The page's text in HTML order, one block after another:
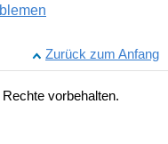
Zurück zum Anfang
vorbehalten.